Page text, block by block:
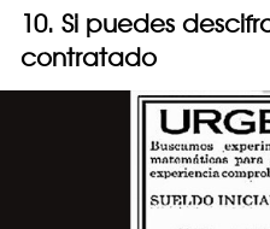
10. Si puedes
contratado